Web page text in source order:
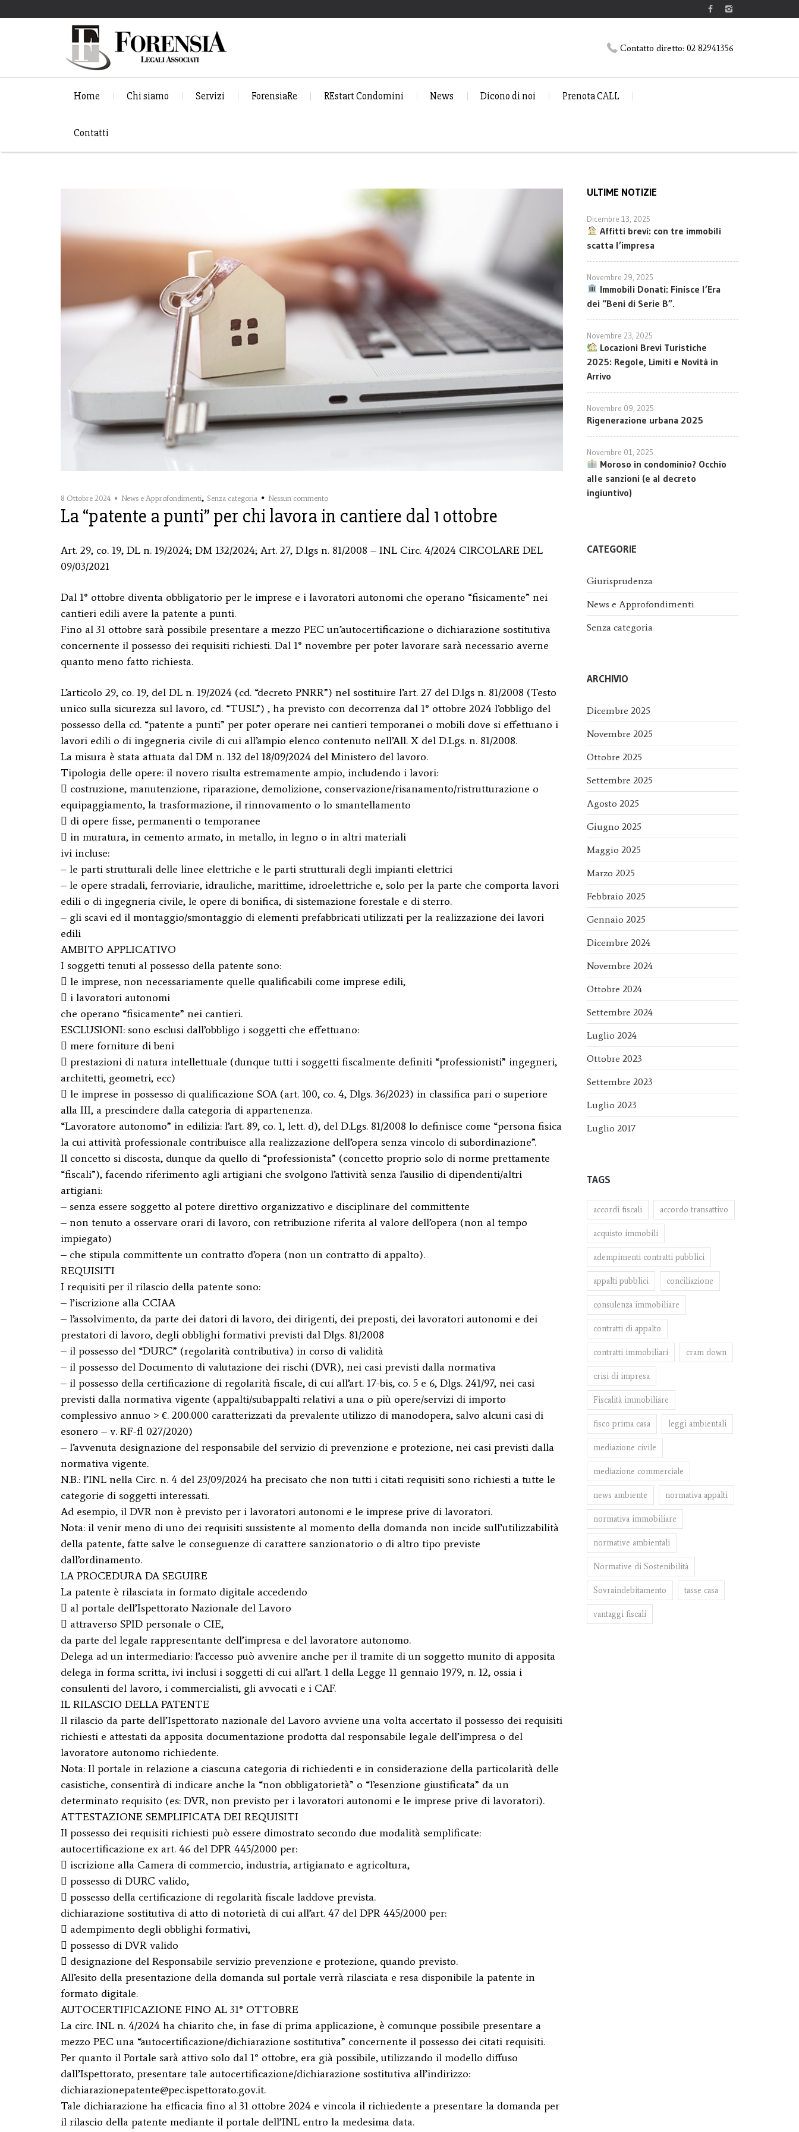
Contatto diretto: 02 82941356
Home Chi siamo Servizi ForensiaRe REstart Condomini News Dicono di noi Prenota CALL
Contatti
8 Ottobre 2024 News e Approfondimenti, Senza categoria Nessun commento
La “patente a punti” per chi lavora in cantiere dal 1 ottobre
Art. 29, co. 19, DL n. 19/2024; DM 132/2024; Art. 27, D.lgs n. 81/2008 – INL Circ. 4/2024 CIRCOLARE DEL
09/03/2021
Dal 1° ottobre diventa obbligatorio per le imprese e i lavoratori autonomi che operano “fisicamente” nei
cantieri edili avere la patente a punti.
Fino al 31 ottobre sarà possibile presentare a mezzo PEC un’autocertificazione o dichiarazione sostitutiva
concernente il possesso dei requisiti richiesti. Dal 1° novembre per poter lavorare sarà necessario averne
quanto meno fatto richiesta.
L’articolo 29, co. 19, del DL n. 19/2024 (cd. “decreto PNRR”) nel sostituire l’art. 27 del D.lgs n. 81/2008 (Testo
unico sulla sicurezza sul lavoro, cd. “TUSL”) , ha previsto con decorrenza dal 1° ottobre 2024 l’obbligo del
possesso della cd. “patente a punti” per poter operare nei cantieri temporanei o mobili dove si effettuano i
lavori edili o di ingegneria civile di cui all’ampio elenco contenuto nell’All. X del D.Lgs. n. 81/2008.
La misura è stata attuata dal DM n. 132 del 18/09/2024 del Ministero del lavoro.
Tipologia delle opere: il novero risulta estremamente ampio, includendo i lavori:
 costruzione, manutenzione, riparazione, demolizione, conservazione/risanamento/ristrutturazione o
equipaggiamento, la trasformazione, il rinnovamento o lo smantellamento
 di opere fisse, permanenti o temporanee
 in muratura, in cemento armato, in metallo, in legno o in altri materiali
ivi incluse:
– le parti strutturali delle linee elettriche e le parti strutturali degli impianti elettrici
– le opere stradali, ferroviarie, idrauliche, marittime, idroelettriche e, solo per la parte che comporta lavori
edili o di ingegneria civile, le opere di bonifica, di sistemazione forestale e di sterro.
– gli scavi ed il montaggio/smontaggio di elementi prefabbricati utilizzati per la realizzazione dei lavori
edili
AMBITO APPLICATIVO
I soggetti tenuti al possesso della patente sono:
 le imprese, non necessariamente quelle qualificabili come imprese edili,
 i lavoratori autonomi
che operano “fisicamente” nei cantieri.
ESCLUSIONI: sono esclusi dall’obbligo i soggetti che effettuano:
 mere forniture di beni
 prestazioni di natura intellettuale (dunque tutti i soggetti fiscalmente definiti “professionisti” ingegneri,
architetti, geometri, ecc)
 le imprese in possesso di qualificazione SOA (art. 100, co. 4, Dlgs. 36/2023) in classifica pari o superiore
alla III, a prescindere dalla categoria di appartenenza.
“Lavoratore autonomo” in edilizia: l’art. 89, co. 1, lett. d), del D.Lgs. 81/2008 lo definisce come “persona fisica
la cui attività professionale contribuisce alla realizzazione dell’opera senza vincolo di subordinazione”.
Il concetto si discosta, dunque da quello di “professionista” (concetto proprio solo di norme prettamente
“fiscali”), facendo riferimento agli artigiani che svolgono l’attività senza l’ausilio di dipendenti/altri
artigiani:
– senza essere soggetto al potere direttivo organizzativo e disciplinare del committente
– non tenuto a osservare orari di lavoro, con retribuzione riferita al valore dell’opera (non al tempo
impiegato)
– che stipula committente un contratto d’opera (non un contratto di appalto).
REQUISITI
I requisiti per il rilascio della patente sono:
– l’iscrizione alla CCIAA
– l’assolvimento, da parte dei datori di lavoro, dei dirigenti, dei preposti, dei lavoratori autonomi e dei
prestatori di lavoro, degli obblighi formativi previsti dal Dlgs. 81/2008
– il possesso del “DURC” (regolarità contributiva) in corso di validità
– il possesso del Documento di valutazione dei rischi (DVR), nei casi previsti dalla normativa
– il possesso della certificazione di regolarità fiscale, di cui all’art. 17-bis, co. 5 e 6, Dlgs. 241/97, nei casi
previsti dalla normativa vigente (appalti/subappalti relativi a una o più opere/servizi di importo
complessivo annuo > €. 200.000 caratterizzati da prevalente utilizzo di manodopera, salvo alcuni casi di
esonero – v. RF-fl 027/2020)
– l’avvenuta designazione del responsabile del servizio di prevenzione e protezione, nei casi previsti dalla
normativa vigente.
N.B.: l’INL nella Circ. n. 4 del 23/09/2024 ha precisato che non tutti i citati requisiti sono richiesti a tutte le
categorie di soggetti interessati.
Ad esempio, il DVR non è previsto per i lavoratori autonomi e le imprese prive di lavoratori.
Nota: il venir meno di uno dei requisiti sussistente al momento della domanda non incide sull’utilizzabilità
della patente, fatte salve le conseguenze di carattere sanzionatorio o di altro tipo previste
dall’ordinamento.
LA PROCEDURA DA SEGUIRE
La patente è rilasciata in formato digitale accedendo
 al portale dell’Ispettorato Nazionale del Lavoro
 attraverso SPID personale o CIE,
da parte del legale rappresentante dell’impresa e del lavoratore autonomo.
Delega ad un intermediario: l’accesso può avvenire anche per il tramite di un soggetto munito di apposita
delega in forma scritta, ivi inclusi i soggetti di cui all’art. 1 della Legge 11 gennaio 1979, n. 12, ossia i
consulenti del lavoro, i commercialisti, gli avvocati e i CAF.
IL RILASCIO DELLA PATENTE
Il rilascio da parte dell’Ispettorato nazionale del Lavoro avviene una volta accertato il possesso dei requisiti
richiesti e attestati da apposita documentazione prodotta dal responsabile legale dell’impresa o del
lavoratore autonomo richiedente.
Nota: Il portale in relazione a ciascuna categoria di richiedenti e in considerazione della particolarità delle
casistiche, consentirà di indicare anche la “non obbligatorietà” o “l’esenzione giustificata” da un
determinato requisito (es: DVR, non previsto per i lavoratori autonomi e le imprese prive di lavoratori).
ATTESTAZIONE SEMPLIFICATA DEI REQUISITI
Il possesso dei requisiti richiesti può essere dimostrato secondo due modalità semplificate:
autocertificazione ex art. 46 del DPR 445/2000 per:
 iscrizione alla Camera di commercio, industria, artigianato e agricoltura,
 possesso di DURC valido,
 possesso della certificazione di regolarità fiscale laddove prevista.
dichiarazione sostitutiva di atto di notorietà di cui all’art. 47 del DPR 445/2000 per:
 adempimento degli obblighi formativi,
 possesso di DVR valido
 designazione del Responsabile servizio prevenzione e protezione, quando previsto.
All’esito della presentazione della domanda sul portale verrà rilasciata e resa disponibile la patente in
formato digitale.
AUTOCERTIFICAZIONE FINO AL 31° OTTOBRE
La circ. INL n. 4/2024 ha chiarito che, in fase di prima applicazione, è comunque possibile presentare a
mezzo PEC una “autocertificazione/dichiarazione sostitutiva” concernente il possesso dei citati requisiti.
Per quanto il Portale sarà attivo solo dal 1° ottobre, era già possibile, utilizzando il modello diffuso
dall’Ispettorato, presentare tale autocertificazione/dichiarazione sostitutiva all’indirizzo:
dichiarazionepatente@pec.ispettorato.gov.it.
Tale dichiarazione ha efficacia fino al 31 ottobre 2024 e vincola il richiedente a presentare la domanda per
il rilascio della patente mediante il portale dell’INL entro la medesima data.
ULTIME NOTIZIE
Dicembre 13, 2025
Affitti brevi: con tre immobili
scatta l’impresa
Novembre 29, 2025
Immobili Donati: Finisce l’Era
dei “Beni di Serie B”.
Novembre 23, 2025
Locazioni Brevi Turistiche
2025: Regole, Limiti e Novità in
Arrivo
Novembre 09, 2025
Rigenerazione urbana 2025
Novembre 01, 2025
Moroso in condominio? Occhio
alle sanzioni (e al decreto
ingiuntivo)
CATEGORIE
Giurisprudenza
News e Approfondimenti
Senza categoria
ARCHIVIO
Dicembre 2025
Novembre 2025
Ottobre 2025
Settembre 2025
Agosto 2025
Giugno 2025
Maggio 2025
Marzo 2025
Febbraio 2025
Gennaio 2025
Dicembre 2024
Novembre 2024
Ottobre 2024
Settembre 2024
Luglio 2024
Ottobre 2023
Settembre 2023
Luglio 2023
Luglio 2017
TAGS
accordi fiscali accordo transattivo
acquisto immobili
adempimenti contratti pubblici
appalti pubblici conciliazione
consulenza immobiliare
contratti di appalto
contratti immobiliari cram down
crisi di impresa
Fiscalità immobiliare
fisco prima casa leggi ambientali
mediazione civile
mediazione commerciale
news ambiente normativa appalti
normativa immobiliare
normative ambientali
Normative di Sostenibilità
Sovraindebitamento tasse casa
vantaggi fiscali